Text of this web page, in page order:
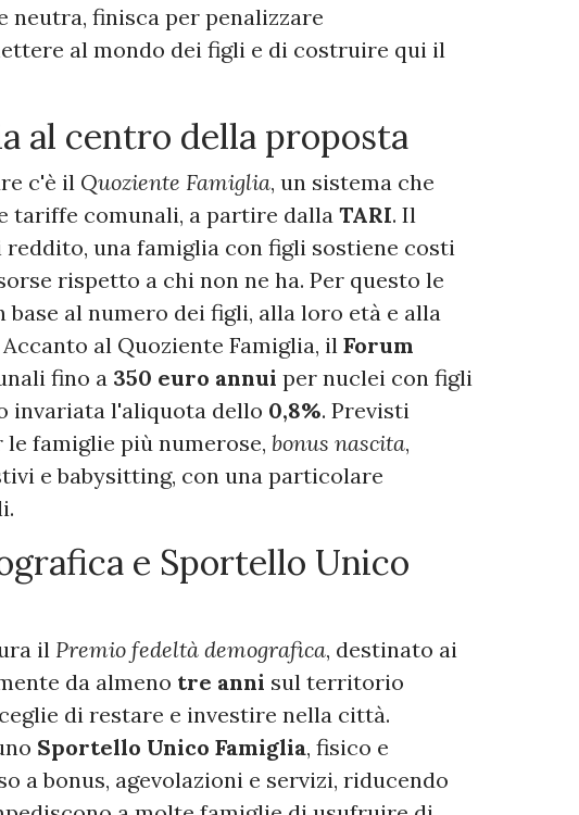
neutra, finisca per penalizzare
al mondo dei figli e di costruire qui il
al centro della proposta
c'è il Quoziente Famiglia, un sistema che
tariffe comunali, a partire dalla TARI. Il
una famiglia con figli sostiene costi
rispetto a chi non ne ha. Per questo le
al numero dei figli, alla loro età e alla
Accanto al Quoziente Famiglia, il Forum
fino a 350 euro annui per nuclei con figli
invariata l'aliquota dello 0,8%. Previsti
le famiglie più numerose, bonus nascita,
e babysitting, con una particolare
e Sportello Unico
il Premio fedeltà demografica, destinato ai
da almeno tre anni sul territorio
di restare e investire nella città.
Sportello Unico Famiglia, fisico e
a bonus, agevolazioni e servizi, riducendo